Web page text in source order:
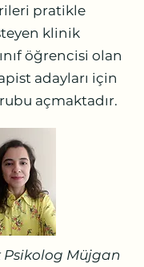
pratikle
klinik
öğrencisi olan
adayları için
açmaktadır.
Müjgan